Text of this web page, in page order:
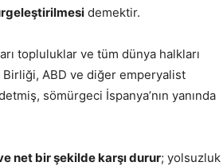
demektir.
topluluklar ve tüm dünya halkları
Birliği, ABD ve diğer emperyalist
sömürgeci İspanya’nın yanında
net bir şekilde karşı durur; yolsuzluk